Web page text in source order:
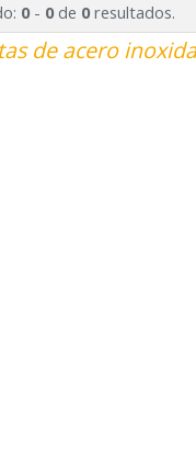
0- 0de 0resultados.
de acero